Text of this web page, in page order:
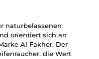
naturbelassenen
orientiert sich an
Al Fakher. Der
die Wert